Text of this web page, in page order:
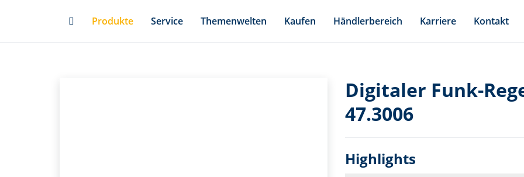
Produkte Service Themenwelten Kaufen Händlerbereich Karriere Kontakt
Digitaler Funk-
47.3006
Highlights